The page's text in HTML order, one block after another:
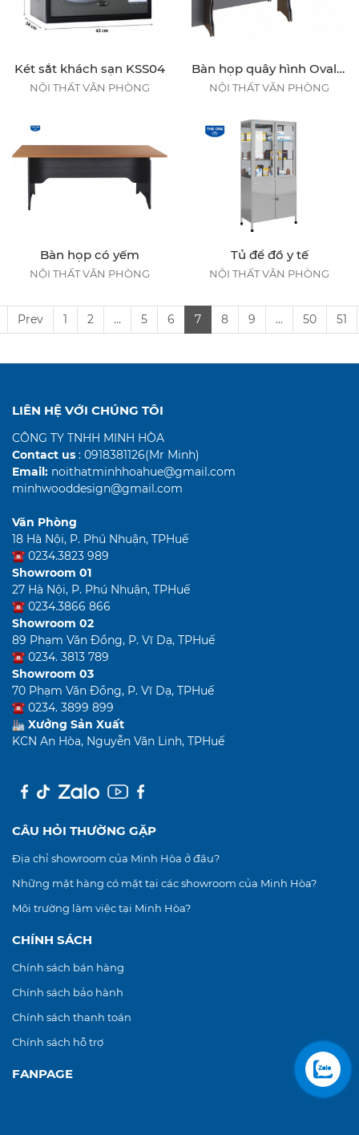
Két sắt khách sạn KSS04
NỘI THẤT VĂN PHÒNG
Bàn họp quây hình Oval 4m3
NỘI THẤT VĂN PHÒNG
Bàn họp có yếm
NỘI THẤT VĂN PHÒNG
Tủ để đồ y tế
NỘI THẤT VĂN PHÒNG
Prev 1 2 ... 5 6 7 8 9 ... 50 51
LIÊN HỆ VỚI CHÚNG TÔI
CÔNG TY TNHH MINH HÒA
Contact us : 0918381126(Mr Minh)
Email: noithatminhhoahue@gmail.com
minhwooddesign@gmail.com
Văn Phòng
18 Hà Nội, P. Phú Nhuận, TPHuế
0234.3823 989
Showroom 01
27 Hà Nội, P. Phú Nhuận, TPHuế
0234.3866 866
Showroom 02
89 Phạm Văn Đồng, P. Vĩ Dạ, TPHuế
0234. 3813 789
Showroom 03
70 Phạm Văn Đồng, P. Vĩ Dạ, TPHuế
0234. 3899 899
Xưởng Sản Xuất
KCN An Hòa, Nguyễn Văn Linh, TPHuế
CÂU HỎI THƯỜNG GẶP
Địa chỉ showroom của Minh Hòa ở đâu?
Những mặt hàng có mặt tại các showroom của Minh Hòa?
Môi trường làm việc tại Minh Hòa?
CHÍNH SÁCH
Chính sách bán hàng
Chính sách bảo hành
Chính sách thanh toán
Chính sách hỗ trợ
FANPAGE